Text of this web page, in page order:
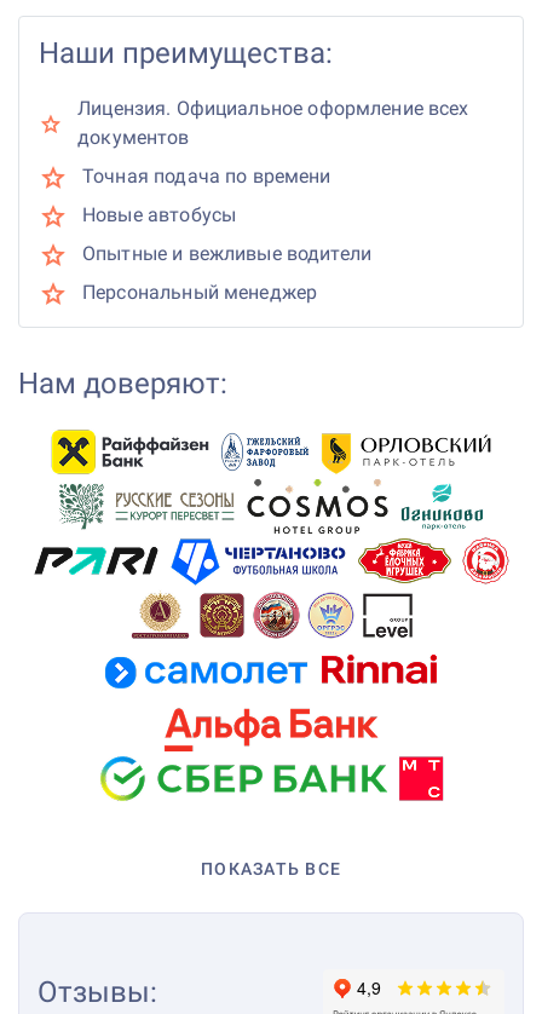
Наши преимущества:
Лицензия. Официальное оформление всех
документов
Точная подача по времени
Новые автобусы
Опытные и вежливые водители
Персональный менеджер
Нам доверяют:
ПОКАЗАТЬ ВСЕ
Отзывы: